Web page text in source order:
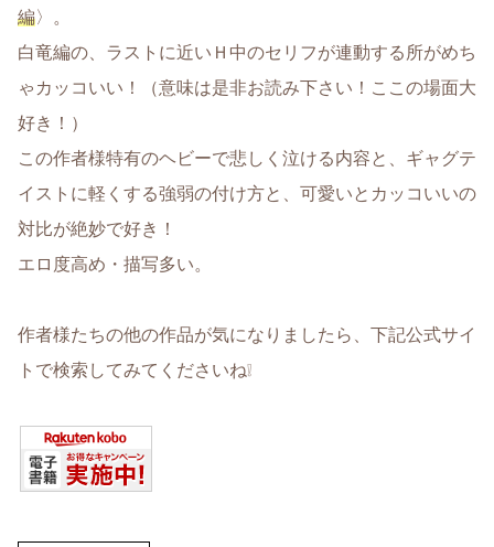
編〉。
白竜編の、ラストに近いＨ中のセリフが連動する所がめち
ゃカッコいい！（意味は是非お読み下さい！ここの場面大
好き！）
この作者様特有のヘビーで悲しく泣ける内容と、ギャグテ
イストに軽くする強弱の付け方と、可愛いとカッコいいの
対比が絶妙で好き！
エロ度高め・描写多い。
作者様たちの他の作品が気になりましたら、下記公式サイ
トで検索してみてくださいね❕